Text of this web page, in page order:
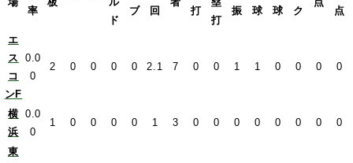
率
ド
ブ
回
打
打
振
球
球
ク
点
エ
ス
コ
ンF
0.0
0
2 0 0 0 0 2.1 7 0 0 1 1 0 0 0 0
横
浜
0.0
0
1 0 0 0 0 1 3 0 0 0 0 0 0 0 0
東